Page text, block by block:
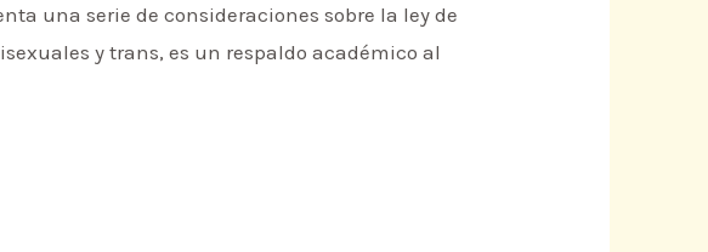
una serie de consideraciones sobre la ley de
y trans, es un respaldo académico al